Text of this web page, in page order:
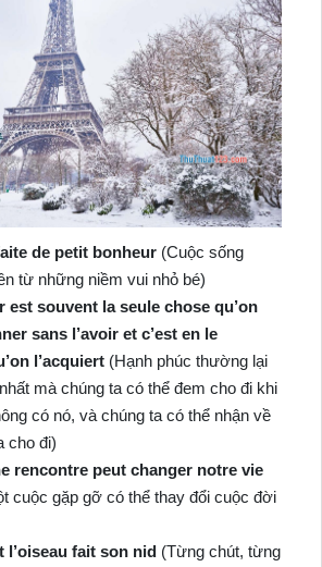
de petit bonheur(Cuộc sống
từ những niềm vui nhỏ bé)
est souvent la seule chose qu’on
sans l’avoir et c’est en le
l’acquiert(Hạnh phúc thường lại
mà chúng ta có thể đem cho đi khi
có nó, và chúng ta có thể nhận về
cho đi)
rencontre peut changer notre vie
cuộc gặp gỡ có thể thay đổi cuộc đời
l’oiseau fait son nid(Từng chút, từng